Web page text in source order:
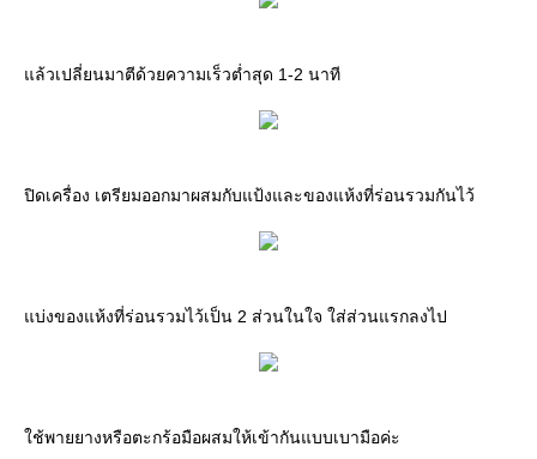
แล้วเปลี่ยนมาตีด้วยความเร็วต่ำสุด 1-2 นาที
ปิดเครื่อง เตรียมออกมาผสมกับแป้งและของแห้งที่ร่อนรวมกันไว้
แบ่งของแห้งที่ร่อนรวมไว้เป็น 2 ส่วนในใจ ใส่ส่วนแรกลงไป
ใช้พายยางหรือตะกร้อมือผสมให้เข้ากันแบบเบามือค่ะ